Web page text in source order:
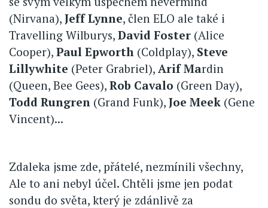
(Nirvana), Jeff Lynne, člen ELO ale také i
Travelling Wilburys, David Foster (Alice
Cooper), Paul Epworth (Coldplay), Steve
Lillywhite (Peter Grabriel), Arif Mardin
(Queen, Bee Gees), Rob Cavalo (Green Day),
Todd Rungren (Grand Funk), Joe Meek (Gene
Vincent)...
Zdaleka jsme zde, přátelé, nezmínili všechny,
Ale to ani nebyl účel. Chtěli jsme jen podat
sondu do světa, který je zdánlivě za